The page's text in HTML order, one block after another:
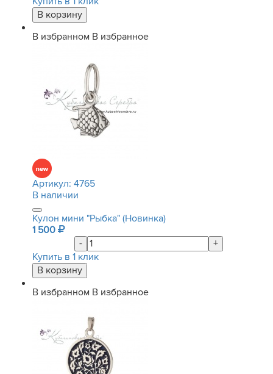
В избранном В избранное
Артикул: 4765
В наличии
Кулон мини "Рыбка" (Новинка)
1 500
-
+
Купить в 1 клик
В избранном В избранное